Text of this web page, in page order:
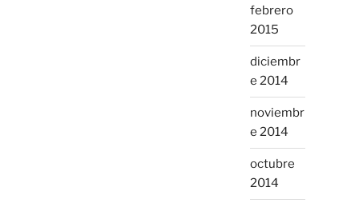
febrero
2015
diciembr
e 2014
noviembr
e 2014
octubre
2014